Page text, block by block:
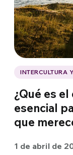
INTERCULTURA
¿Qué es
esencial
que
1 de abril de